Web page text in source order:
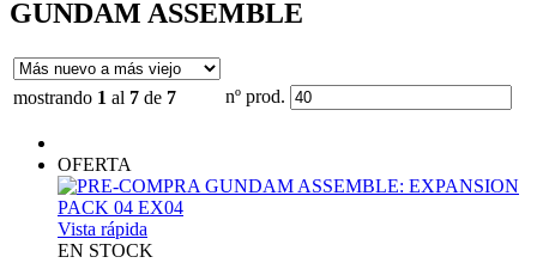
GUNDAM ASSEMBLE
mostrando 1 al 7 de 7 nº prod.
OFERTA
Vista rápida
EN STOCK